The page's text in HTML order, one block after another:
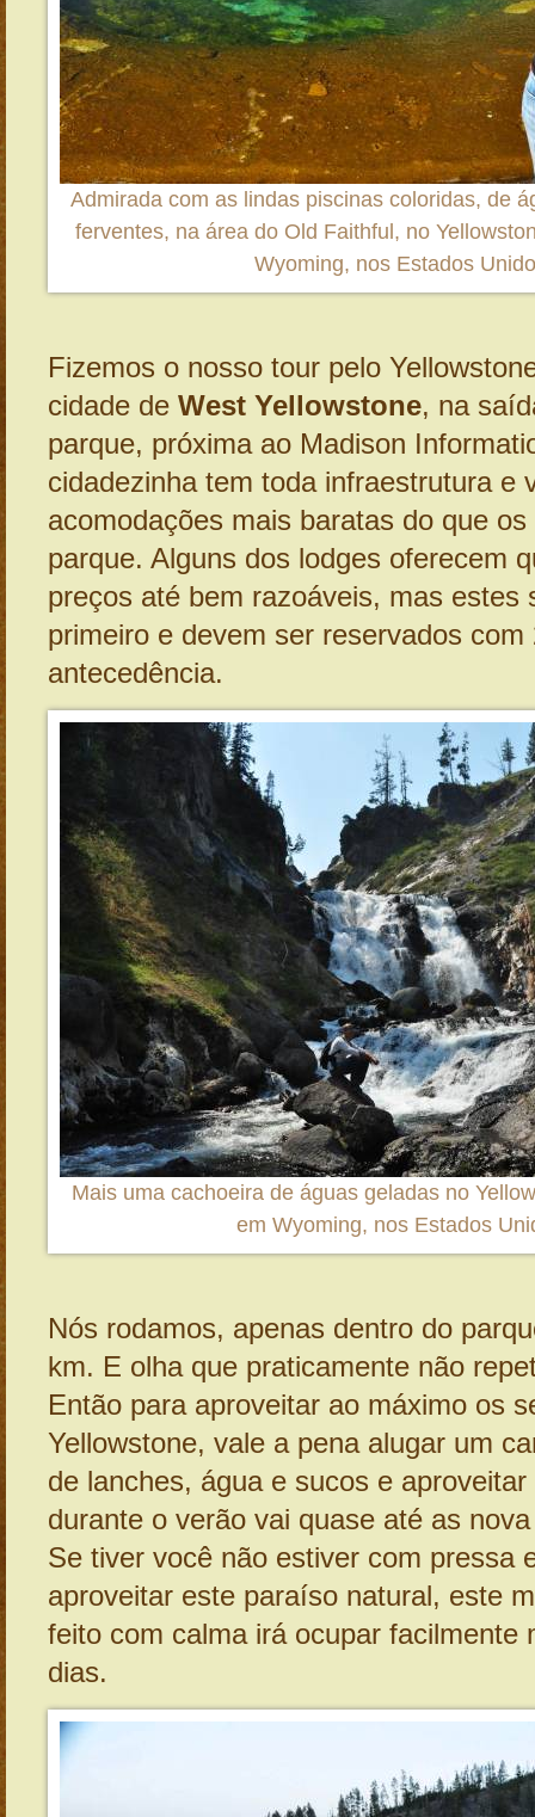
Admirada com as lindas piscinas coloridas, de
ferventes, na área do Old Faithful, no
Wyoming, nos Estados
Fizemos o nosso tour pelo
cidade de West Yellowstone, na
parque, próxima ao Madison
cidadezinha tem toda infraestrutura e
acomodações mais baratas do que
parque. Alguns dos lodges oferecem
preços até bem razoáveis, mas estes
primeiro e devem ser reservados
antecedência.
Mais uma cachoeira de águas geladas no
em Wyoming, nos Estados
Nós rodamos, apenas dentro do
km. E olha que praticamente não
Então para aproveitar ao máximo os
Yellowstone, vale a pena alugar um
de lanches, água e sucos e
durante o verão vai quase até as
Se tiver você não estiver com pressa
aproveitar este paraíso natural, este
feito com calma irá ocupar facilmente
dias.